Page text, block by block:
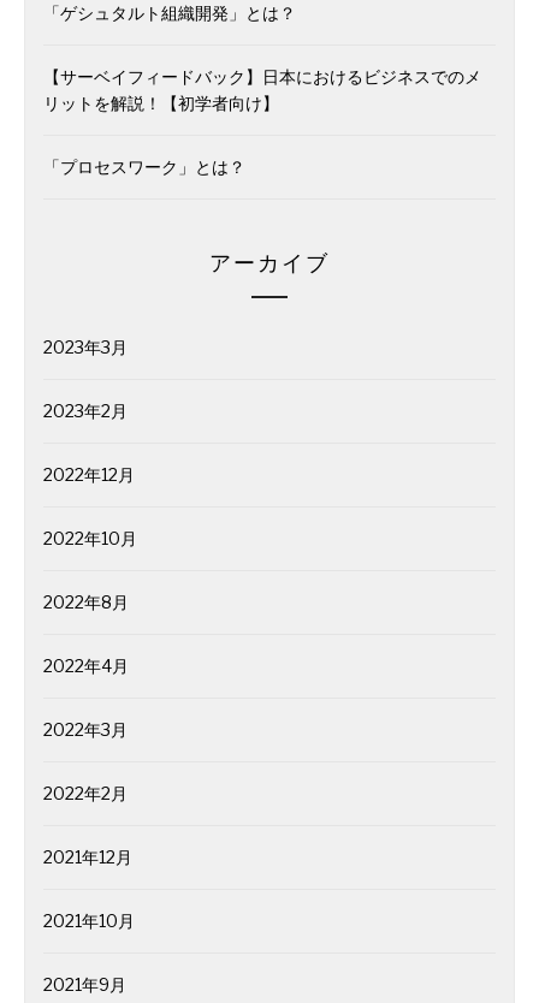
「ゲシュタルト組織開発」とは？
【サーベイフィードバック】日本におけるビジネスでのメ
リットを解説！【初学者向け】
「プロセスワーク」とは？
アーカイブ
2023年3月
2023年2月
2022年12月
2022年10月
2022年8月
2022年4月
2022年3月
2022年2月
2021年12月
2021年10月
2021年9月